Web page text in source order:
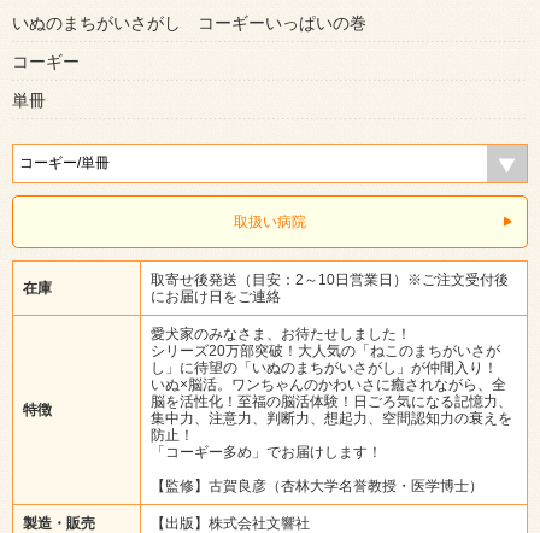
いぬのまちがいさがし コーギーいっぱいの巻
コーギー
単冊
取扱い病院
在庫
取寄せ後発送（目安：2～10日営業日）※ご注文受付後
にお届け日をご連絡
特徴
愛犬家のみなさま、お待たせしました！
シリーズ20万部突破！大人気の「ねこのまちがいさが
し」に待望の「いぬのまちがいさがし」が仲間入り！
いぬ×脳活。ワンちゃんのかわいさに癒されながら、全
脳を活性化！至福の脳活体験！日ごろ気になる記憶力、
集中力、注意力、判断力、想起力、空間認知力の衰えを
防止！
「コーギー多め」でお届けします！
【監修】古賀良彦（杏林大学名誉教授・医学博士）
製造・販売 【出版】株式会社文響社